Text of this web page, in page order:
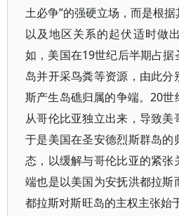
土必争”的强硬立场，而是根
以及地区关系的起伏适时做
如，美国在19世纪后半期占
岛并开采鸟粪等资源，由此分
斯产生岛礁归属的争端。20世
从哥伦比亚独立出来，导致美
于是美国在圣安德烈斯群岛的
态，以缓解与哥伦比亚的紧张
端也是以美国为安抚洪都拉斯
都拉斯对斯旺岛的主权主张始